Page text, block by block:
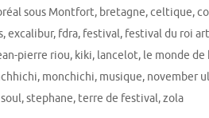
sous Montfort, bretagne,celtique,
,excalibur, fdra, festival, festival du roi
pierre riou, kiki, lancelot, le monde de
, monchichi, musique, november
soul,stephane, terre de festival,zola